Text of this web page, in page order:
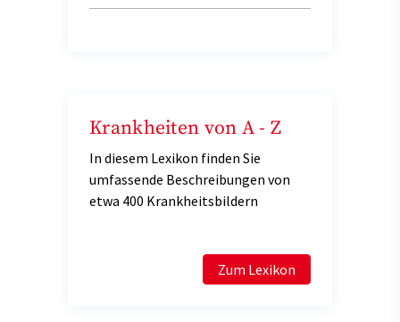
Krankheiten von A - Z
In diesem Lexikon finden Sie
umfassende Beschreibungen von
etwa 400 Krankheitsbildern
Zum Lexikon